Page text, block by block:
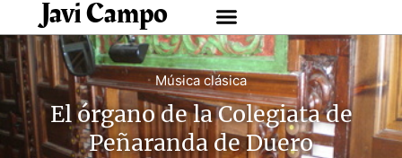
Javi Campo
Música clásica
El órgano de la Colegiata de
Peñaranda de Duero